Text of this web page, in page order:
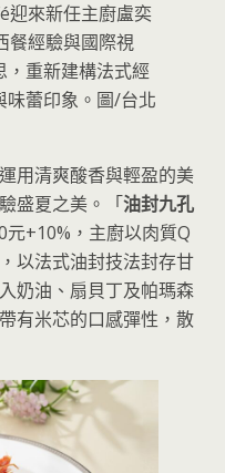
迎來新任主廚盧奕
餐經驗與國際視
，重新建構法式經
味蕾印象。圖/台北
用清爽酸香與輕盈的美
盛夏之美。「油封九孔
元+10%，主廚以肉質Q
以法式油封技法封存甘
奶油、扇貝丁及帕瑪森
有米芯的口感彈性，散